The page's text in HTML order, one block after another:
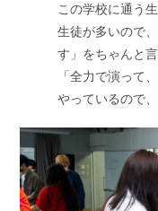
この学校に通う
生徒が多いので
す」をちゃんと
「全力で演って
やっているので